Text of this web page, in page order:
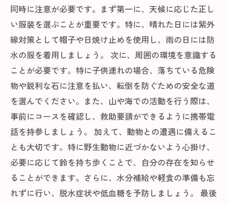
同時に注意が必要です。まず第一に、天候に応じた正し
い服装を選ぶことが重要です。特に、晴れた日には紫外
線対策として帽子や日焼け止めを使用し、雨の日には防
水の服を着用しましょう。 次に、周囲の環境を意識する
ことが必要です。特に子供連れの場合、落ちている危険
物や鋭利な石に注意を払い、転倒を防ぐための安全な道
を選んでください。また、山や海での活動を行う際は、
事前にコースを確認し、救助要請ができるように携帯電
話を持参しましょう。 加えて、動物との遭遇に備えるこ
とも大切です。特に野生動物に近づかないよう心掛け、
必要に応じて鈴を持ち歩くことで、自分の存在を知らせ
ることができます。さらに、水分補給や軽食の準備も忘
れずに行い、脱水症状や低血糖を予防しましょう。 最後